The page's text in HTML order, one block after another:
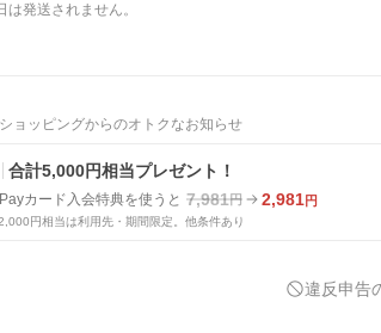
発送されません。
ョッピングからのオトクなお知らせ
合計5,000円相当プレゼント！
カード入会特典を使うと 7,981円 2,981円
円相当は利用先・期間限定。他条件あり
違反申告